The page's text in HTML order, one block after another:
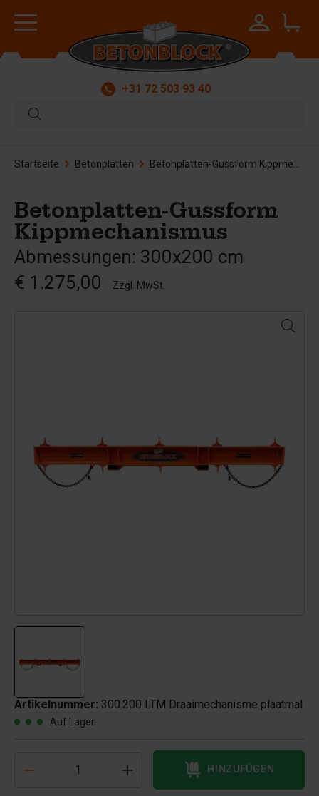
+31 72 503 93 40
Startseite Betonplatten Betonplatten-Gussform Kippmechanismus
Betonplatten-Gussform
Kippmechanismus
Abmessungen: 300x200 cm
€ 1.275,00
Zzgl. MwSt.
Artikelnummer: 300.200 LTM Draaimechanisme plaatmal
Auf Lager
HINZUFÜGEN